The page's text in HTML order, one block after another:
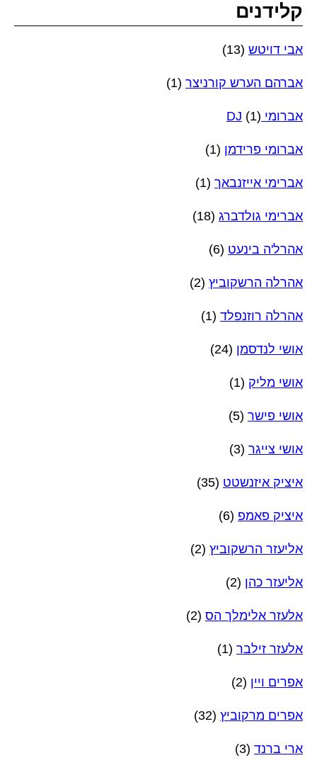
קלידנים
אבי דויטש (13)
אברהם הערש קורניצר (1)
אברומי DJ (1)
אברומי פרידמן (1)
אברימי אייזנבאך (1)
אברימי גולדברג (18)
אהרל'ה בינעט (6)
אהרלה הרשקוביץ (2)
אהרלה רוזנפלד (1)
אושי לנדסמן (24)
אושי מליק (1)
אושי פישר (5)
אושי צייגר (3)
איציק איזנשטט (35)
איציק פאמפ (6)
אליעזר הרשקוביץ (2)
אליעזר כהן (2)
אלעזר אלימלך הס (2)
אלעזר זילבר (1)
אפרים ויין (2)
אפרים מרקוביץ (32)
ארי ברנד (3)